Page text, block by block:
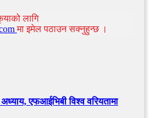
लागि
मा इमेल पठाउन सक्नुहुन्छ ।
एफआईभिबी विश्व वरियतामा